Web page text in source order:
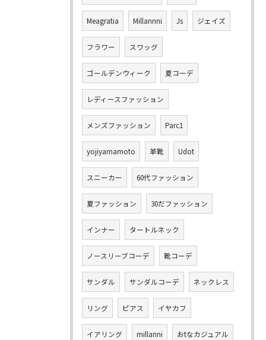
Meagratia Millannni Js ジェイズ
フラワー スワッグ
ゴールデンウィーク 夏コーデ
レディースファッション
メンズファッション Parc1
yojiyamamoto 革靴 Udot
スニーカー 60代ファッション
夏ファッション 30だファッション
インナー タートルネック
ノースリーブコーデ 靴コーデ
サンダル サンダルコーデ ネックレス
リング ピアス イヤカフ
イアリング millanni おtなカジュアル